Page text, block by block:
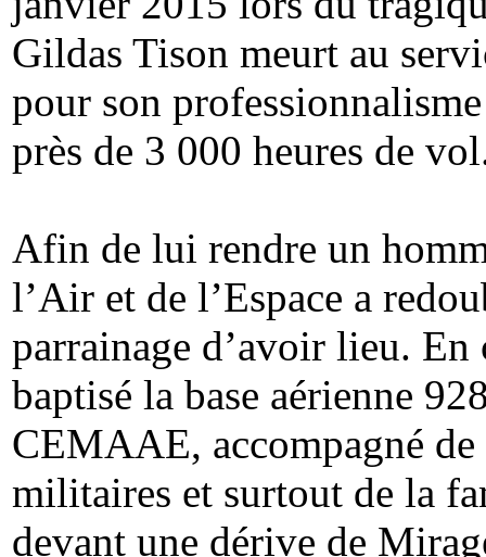
Gildas Tison meurt au
pour son
près de 3 000 heures de
Afin de lui rendre un
l’Air et de l’Espace a
parrainage d’avoir lieu.
baptisé la base aérienne
CEMAAE, accompagné
militaires et surtout de la
devant une dérive de